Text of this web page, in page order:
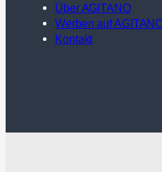
Über AGITANO
Werben auf
Kontakt